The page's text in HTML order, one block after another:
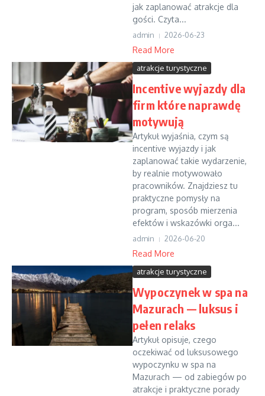
jak zaplanować atrakcje dla
gości. Czyta...
admin 2026-06-23
Read More
atrakcje turystyczne
Incentive wyjazdy dla
firm które naprawdę
motywują
Artykuł wyjaśnia, czym są
incentive wyjazdy i jak
zaplanować takie wydarzenie,
by realnie motywowało
pracowników. Znajdziesz tu
praktyczne pomysły na
program, sposób mierzenia
efektów i wskazówki orga...
admin 2026-06-20
Read More
atrakcje turystyczne
Wypoczynek w spa na
Mazurach — luksus i
pełen relaks
Artykuł opisuje, czego
oczekiwać od luksusowego
wypoczynku w spa na
Mazurach — od zabiegów po
atrakcje i praktyczne porady